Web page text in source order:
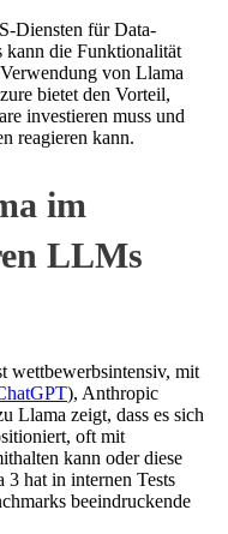
Diensten für Data-
kann die Funktionalität
von Llama
bietet den Vorteil,
investieren muss und
reagieren kann.
im
LLMs
wettbewerbsintensiv, mit
), Anthropic
Llama zeigt, dass es sich
oft mit
kann oder diese
3 hat in internen Tests
beeindruckende